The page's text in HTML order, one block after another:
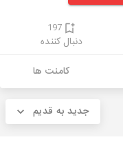
197
دنبال کننده
کامنت ها
جدید به قدیم